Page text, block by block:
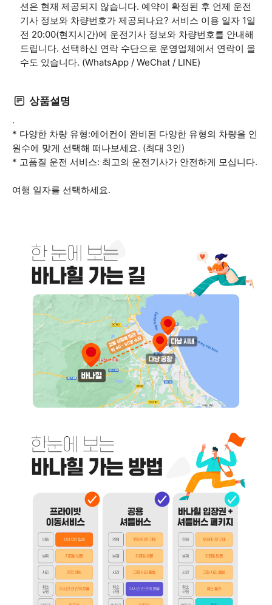
션은 현재 제공되지 않습니다. 예약이 확정된 후 언제 운전
기사 정보와 차량번호가 제공되나요? 서비스 이용 일자 1일
전 20:00(현지시간)에 운전기사 정보와 차량번호를 안내해
드립니다. 선택하신 연락 수단으로 운영업체에서 연락이 올
수도 있습니다. (WhatsApp / WeChat / LINE)
상품설명
.
* 다양한 차량 유형:에어컨이 완비된 다양한 유형의 차량을 인
원수에 맞게 선택해 떠나보세요. (최대 3인)
* 고품질 운전 서비스: 최고의 운전기사가 안전하게 모십니다.
여행 일자를 선택하세요.